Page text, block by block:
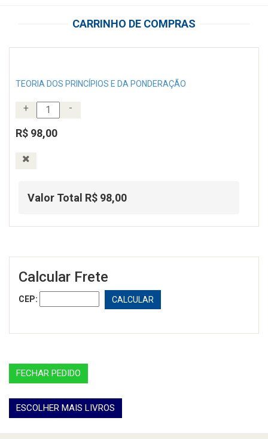
CARRINHO DE COMPRAS
TEORIA DOS PRINCÍPIOS E DA PONDERAÇÃO
+ -
R$ 98,00
Valor Total R$ 98,00
Calcular Frete
CEP: CALCULAR
FECHAR PEDIDO
ESCOLHER MAIS LIVROS